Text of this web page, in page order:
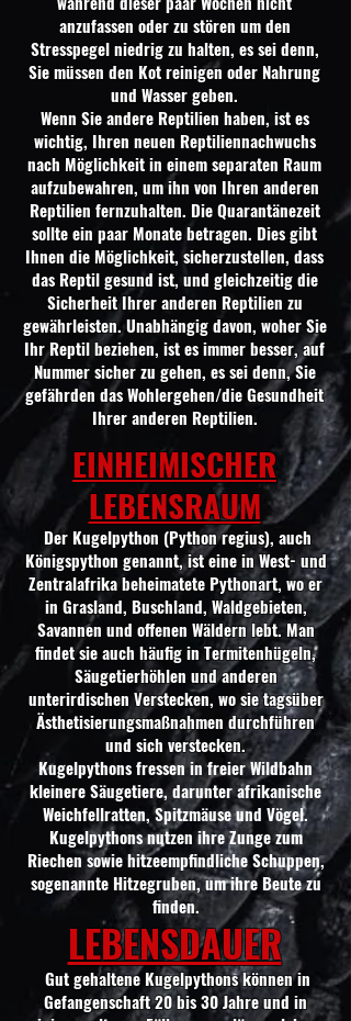
anzufassen oder zu stören um den
Stresspegel niedrig zu halten, es sei denn,
Sie müssen den Kot reinigen oder Nahrung
und Wasser geben.
Wenn Sie andere Reptilien haben, ist es
wichtig, Ihren neuen Reptiliennachwuchs
nach Möglichkeit in einem separaten Raum
aufzubewahren, um ihn von Ihren anderen
Reptilien fernzuhalten. Die Quarantänezeit
sollte ein paar Monate betragen. Dies gibt
Ihnen die Möglichkeit, sicherzustellen, dass
das Reptil gesund ist, und gleichzeitig die
Sicherheit Ihrer anderen Reptilien zu
gewährleisten. Unabhängig davon, woher Sie
Ihr Reptil beziehen, ist es immer besser, auf
Nummer sicher zu gehen, es sei denn, Sie
gefährden das Wohlergehen/die Gesundheit
Ihrer anderen Reptilien.
EINHEIMISCHER
LEBENSRAUM
Der Kugelpython (Python regius), auch
Königspython genannt, ist eine in West- und
Zentralafrika beheimatete Pythonart, wo er
in Grasland, Buschland, Waldgebieten,
Savannen und offenen Wäldern lebt. Man
findet sie auch häufig in Termitenhügeln,
Säugetierhöhlen und anderen
unterirdischen Verstecken, wo sie tagsüber
Ästhetisierungsmaßnahmen durchführen
und sich verstecken.
Kugelpythons fressen in freier Wildbahn
kleinere Säugetiere, darunter afrikanische
Weichfellratten, Spitzmäuse und Vögel.
Kugelpythons nutzen ihre Zunge zum
Riechen sowie hitzeempfindliche Schuppen,
sogenannte Hitzegruben, um ihre Beute zu
finden.
LEBENSDAUER
Gut gehaltene Kugelpythons können in
Gefangenschaft 20 bis 30 Jahre und in